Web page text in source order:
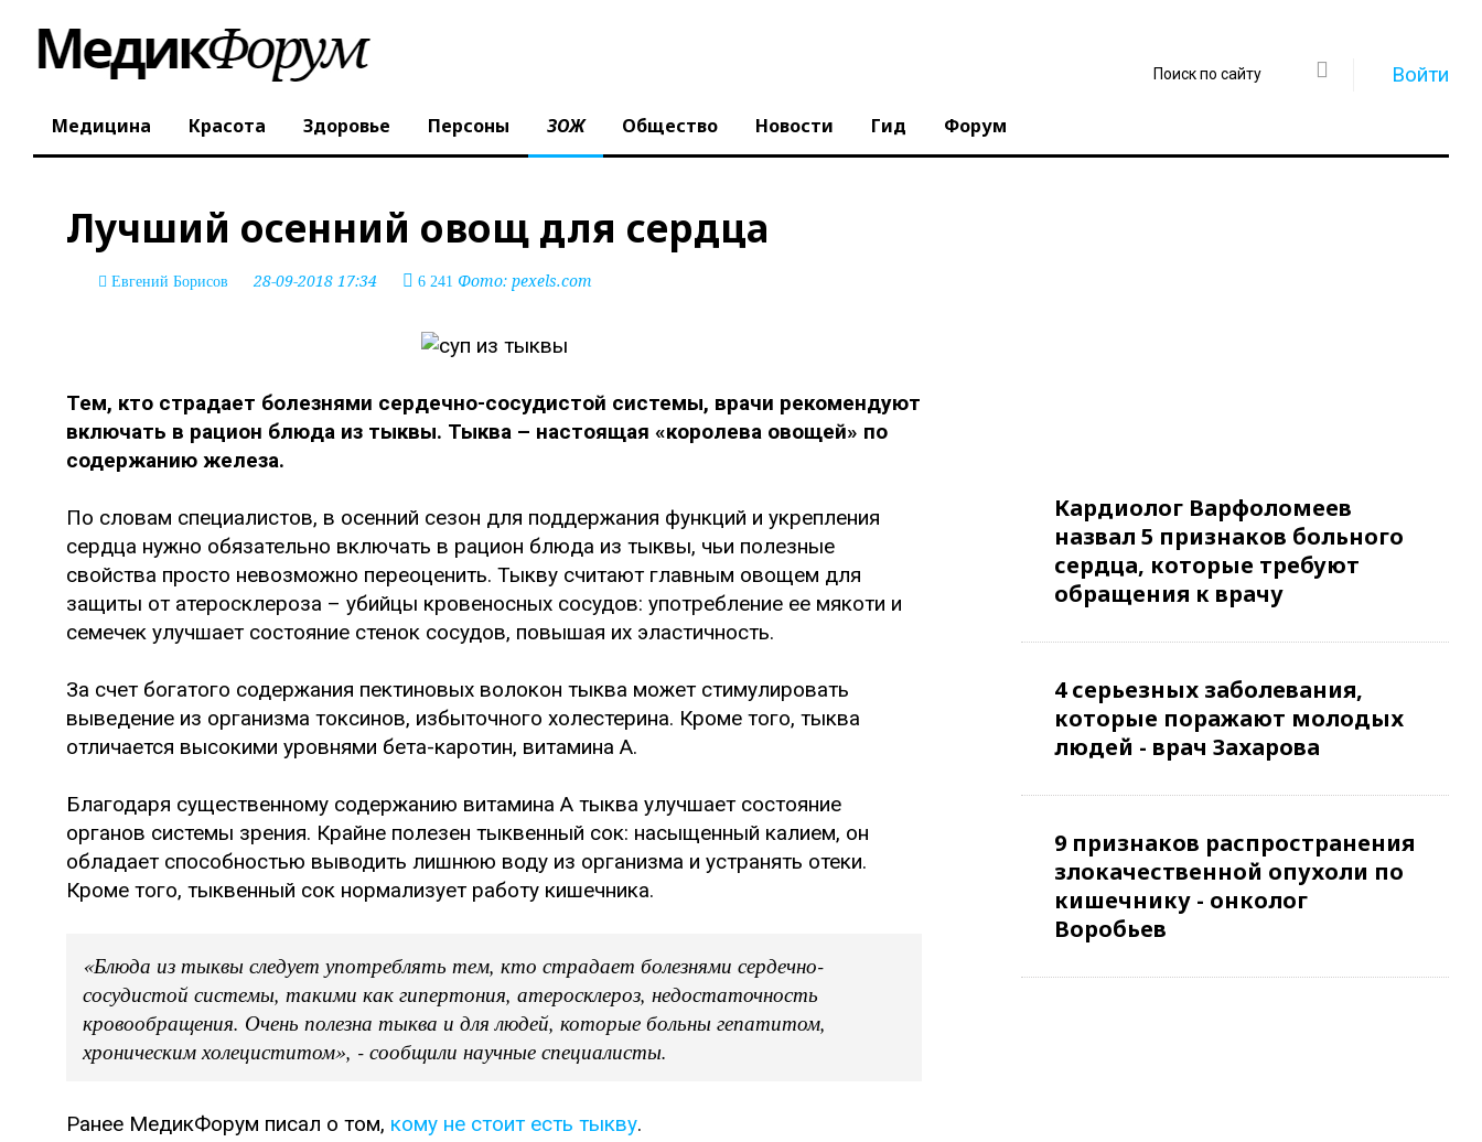
Войти
Медицина Красота Здоровье Персоны ЗОЖ Общество Новости Гид Форум
Лучший осенний овощ для сердца
Евгений Борисов 28-09-2018 17:34 6 241 Фото: pexels.com
Тем, кто страдает болезнями сердечно-сосудистой системы, врачи рекомендуют
включать в рацион блюда из тыквы. Тыква – настоящая «королева овощей» по
содержанию железа.
По словам специалистов, в осенний сезон для поддержания функций и укрепления
сердца нужно обязательно включать в рацион блюда из тыквы, чьи полезные
свойства просто невозможно переоценить. Тыкву считают главным овощем для
защиты от атеросклероза – убийцы кровеносных сосудов: употребление ее мякоти и
семечек улучшает состояние стенок сосудов, повышая их эластичность.
За счет богатого содержания пектиновых волокон тыква может стимулировать
выведение из организма токсинов, избыточного холестерина. Кроме того, тыква
отличается высокими уровнями бета-каротин, витамина А.
Благодаря существенному содержанию витамина А тыква улучшает состояние
органов системы зрения. Крайне полезен тыквенный сок: насыщенный калием, он
обладает способностью выводить лишнюю воду из организма и устранять отеки.
Кроме того, тыквенный сок нормализует работу кишечника.
«Блюда из тыквы следует употреблять тем, кто страдает болезнями сердечно-
сосудистой системы, такими как гипертония, атеросклероз, недостаточность
кровообращения. Очень полезна тыква и для людей, которые больны гепатитом,
хроническим холециститом», - сообщили научные специалисты.
Ранее МедикФорум писал о том, кому не стоит есть тыкву.
Кардиолог Варфоломеев
назвал 5 признаков больного
сердца, которые требуют
обращения к врачу
4 серьезных заболевания,
которые поражают молодых
людей - врач Захарова
9 признаков распространения
злокачественной опухоли по
кишечнику - онколог
Воробьев